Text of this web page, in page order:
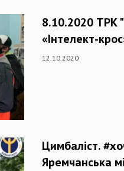
8.10.2020 ТРК
«Інтелект-
12.10.2020
Цимбаліст.
Яремчанська